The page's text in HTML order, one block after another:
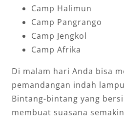
Camp Halimun
Camp Pangrango
Camp Jengkol
Camp Afrika
Di malam hari Anda bisa
pemandangan indah
Bintang-bintang yang
membuat suasana